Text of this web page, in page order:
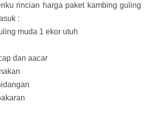
rincian harga paket kambing guling
:
muda 1 ekor utuh
dan aacar